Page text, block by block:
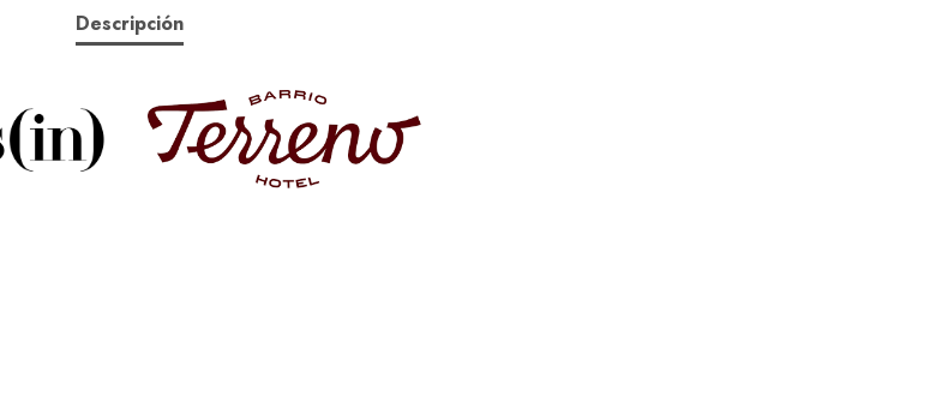
16
septiembre
de
2026
Descripción